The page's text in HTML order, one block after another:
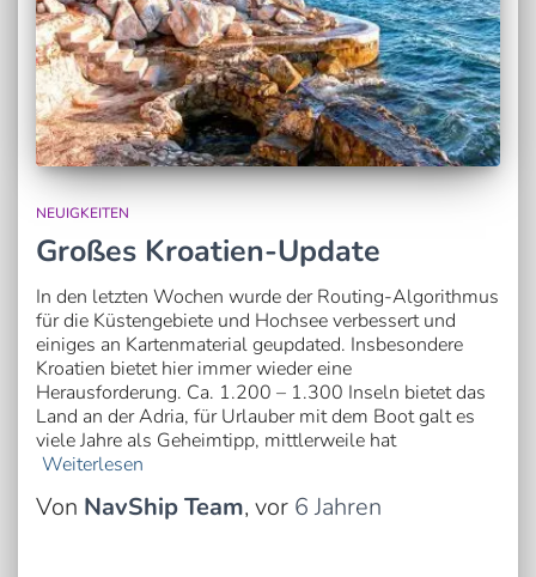
NEUIGKEITEN
Großes Kroatien-Update
In den letzten Wochen wurde der Routing-Algorithmus
für die Küstengebiete und Hochsee verbessert und
einiges an Kartenmaterial geupdated. Insbesondere
Kroatien bietet hier immer wieder eine
Herausforderung. Ca. 1.200 – 1.300 Inseln bietet das
Land an der Adria, für Urlauber mit dem Boot galt es
viele Jahre als Geheimtipp, mittlerweile hat
Weiterlesen
Von NavShip Team, vor 6 Jahren